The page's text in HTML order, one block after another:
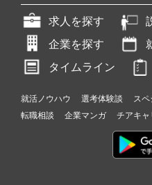
求人を探す
企業を探す
タイムライン
就活ノウハウ 選考体験談 ス
転職相談
企業マンガ チアキャ